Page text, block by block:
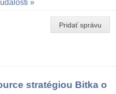
Pridať správu
stratégiou Bitka o